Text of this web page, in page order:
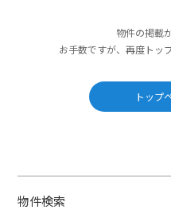
物件の掲載
お手数ですが、再度トッ
トップ
物件検索